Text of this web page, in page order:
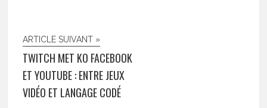
ARTICLE SUIVANT »
TWITCH MET KO FACEBOOK
ET YOUTUBE : ENTRE JEUX
VIDÉO ET LANGAGE CODÉ